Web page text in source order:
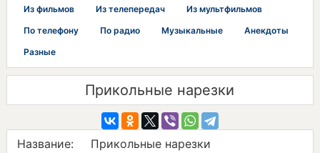
Из фильмов Из телепередач
Из мультфильмов
По телефону
По радио Музыкальные
Анекдоты
Разные
Прикольные нарезки
Название:
Прикольные нарезки